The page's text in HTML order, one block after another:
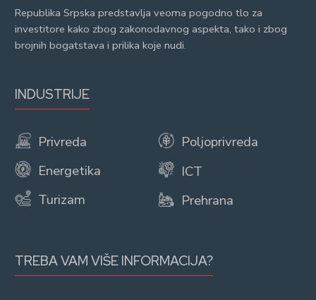
Republika Srpska predstavlja veoma pogodno tlo za
investitore kako zbog zakonodavnog aspekta, tako i zbog
brojnih bogatstava i prilika koje nudi.
INDUSTRIJE
Privreda
Energetika
Turizam
Poljoprivreda
ICT
Prehrana
TREBA VAM VIŠE INFORMACIJA?